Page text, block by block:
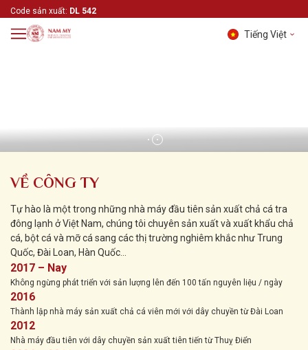
Code sản xuất: DL 542
Tiếng Việt
VỀ CÔNG TY
Tự hào là một trong những nhà máy đầu tiên sản xuất chả cá tra
đông lạnh ở Việt Nam, chúng tôi chuyên sản xuất và xuất khẩu chả
cá, bột cá và mỡ cá sang các thị trường nghiêm khắc như Trung
Quốc, Đài Loan, Hàn Quốc...
2017 – Nay
Không ngừng phát triển với sản lượng lên đến 100 tấn nguyên liệu / ngày
2016
Thành lập nhà máy sản xuất chả cá viên mới với dây chuyền từ Đài Loan
2012
Nhà máy đầu tiên với dây chuyền sản xuất tiên tiến từ Thuỵ Điển